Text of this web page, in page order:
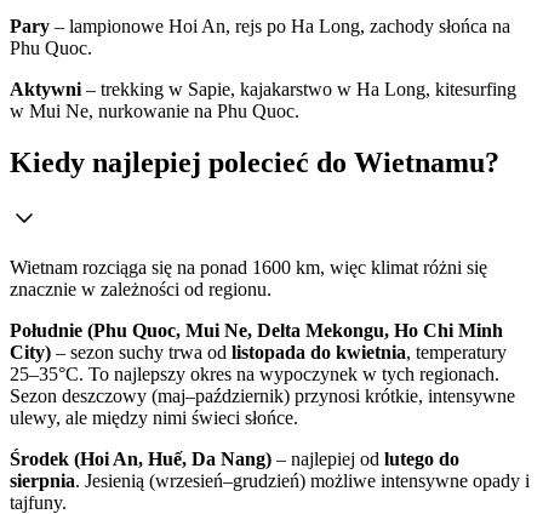
Pary – lampionowe Hoi An, rejs po Ha Long, zachody słońca na
Phu Quoc.
Aktywni – trekking w Sapie, kajakarstwo w Ha Long, kitesurfing
w Mui Ne, nurkowanie na Phu Quoc.
Kiedy najlepiej polecieć do Wietnamu?
Wietnam rozciąga się na ponad 1600 km, więc klimat różni się
znacznie w zależności od regionu.
Południe (Phu Quoc, Mui Ne, Delta Mekongu, Ho Chi Minh
City) – sezon suchy trwa od listopada do kwietnia, temperatury
25–35°C. To najlepszy okres na wypoczynek w tych regionach.
Sezon deszczowy (maj–październik) przynosi krótkie, intensywne
ulewy, ale między nimi świeci słońce.
Środek (Hoi An, Huế, Da Nang) – najlepiej od lutego do
sierpnia. Jesienią (wrzesień–grudzień) możliwe intensywne opady i
tajfuny.